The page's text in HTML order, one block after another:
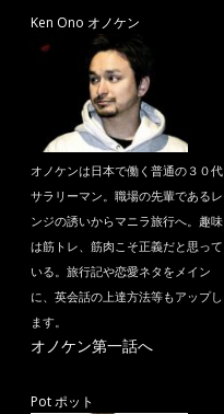
Ken Ono オノケン
オノケンは日本で働く普通の３０代
サラリーマン。職場の先輩であるレ
ンジの誘いからマニラ旅行へ。趣味
は筋トレ、筋肉こそ正義だと思って
いる。旅行記や恋愛ネタをメイン
に、英会話の上達方法等もアップし
ます。
オノケン第一話へ
Pot ポット